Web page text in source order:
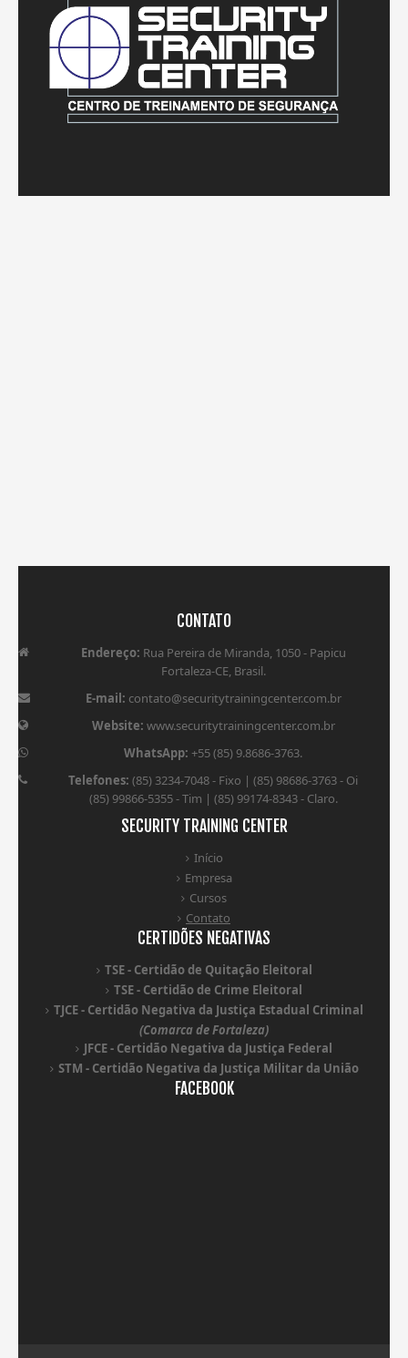
CONTATO
Endereço: Rua Pereira de Miranda, 1050 - Papicu
Fortaleza-CE, Brasil.
E-mail: contato@securitytrainingcenter.com.br
Website: www.securitytrainingcenter.com.br
WhatsApp: +55 (85) 9.8686-3763.
Telefones: (85) 3234-7048 - Fixo | (85) 98686-3763 - Oi
(85) 99866-5355 - Tim | (85) 99174-8343 - Claro.
SECURITY TRAINING CENTER
Início
Empresa
Cursos
Contato
CERTIDÕES NEGATIVAS
TSE - Certidão de Quitação Eleitoral
TSE - Certidão de Crime Eleitoral
TJCE - Certidão Negativa da Justiça Estadual Criminal
(Comarca de Fortaleza)
JFCE - Certidão Negativa da Justiça Federal
STM - Certidão Negativa da Justiça Militar da União
FACEBOOK